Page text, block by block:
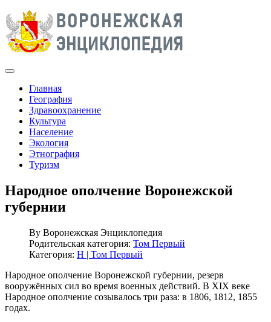
Главная
География
Здравоохранение
Культура
Население
Экология
Этнография
Туризм
Народное ополчение Воронежской
губернии
By Воронежская Энциклопедия
Родительская категория: Том Первый
Категория: Н | Том Первый
Народное ополчение Воронежской губернии, резерв
вооружённых сил во время военных действий. В XIX веке
Народное ополчение созывалось три раза: в 1806, 1812, 1855
годах.